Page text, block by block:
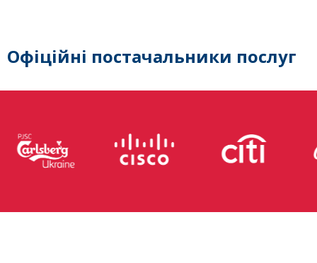
Офіційні постачальники послуг